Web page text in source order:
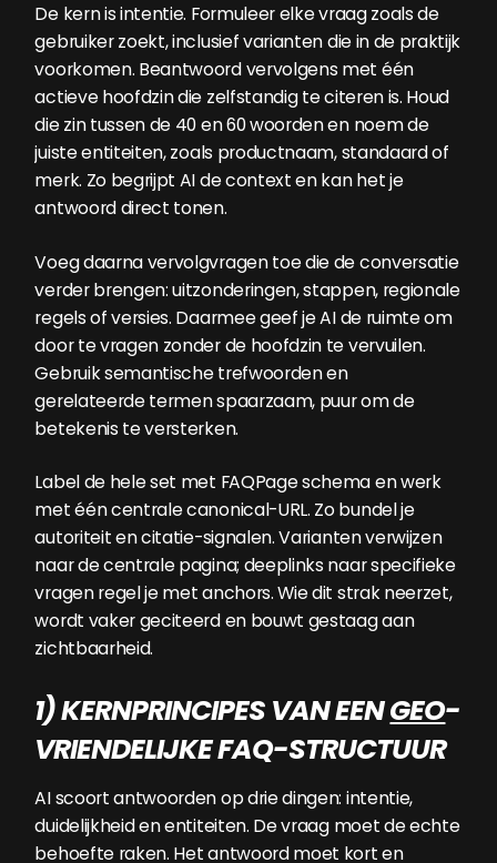
De kern is intentie. Formuleer elke vraag zoals de
gebruiker zoekt, inclusief varianten die in de praktijk
voorkomen. Beantwoord vervolgens met één
actieve hoofdzin die zelfstandig te citeren is. Houd
die zin tussen de 40 en 60 woorden en noem de
juiste entiteiten, zoals productnaam, standaard of
merk. Zo begrijpt AI de context en kan het je
antwoord direct tonen.
Voeg daarna vervolgvragen toe die de conversatie
verder brengen: uitzonderingen, stappen, regionale
regels of versies. Daarmee geef je AI de ruimte om
door te vragen zonder de hoofdzin te vervuilen.
Gebruik semantische trefwoorden en
gerelateerde termen spaarzaam, puur om de
betekenis te versterken.
Label de hele set met FAQPage schema en werk
met één centrale canonical-URL. Zo bundel je
autoriteit en citatie-signalen. Varianten verwijzen
naar de centrale pagina; deeplinks naar specifieke
vragen regel je met anchors. Wie dit strak neerzet,
wordt vaker geciteerd en bouwt gestaag aan
zichtbaarheid.
1) KERNPRINCIPES VAN EENGEO-
VRIENDELIJKE FAQ-STRUCTUUR
AI scoort antwoorden op drie dingen: intentie,
duidelijkheid en entiteiten. De vraag moet de echte
behoefte raken. Het antwoord moet kort en